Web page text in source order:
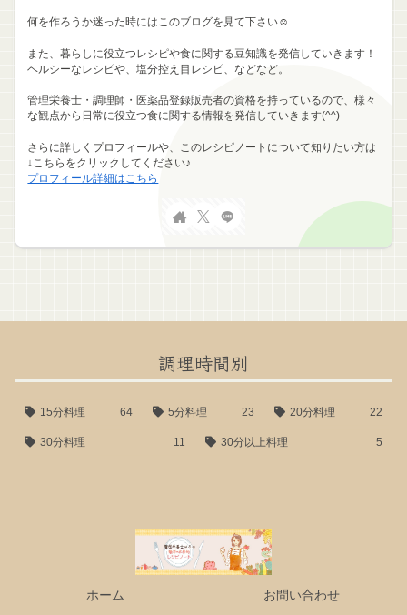
何を作ろうか迷った時にはこのブログを見て下さい☺
また、暮らしに役立つレシピや食に関する豆知識を発信していきます！
ヘルシーなレシピや、塩分控え目レシピ、などなど。
管理栄養士・調理師・医薬品登録販売者の資格を持っているので、様々
な観点から日常に役立つ食に関する情報を発信していきます(^^)
さらに詳しくプロフィールや、このレシピノートについて知りたい方は
↓こちらをクリックしてください♪
プロフィール詳細はこちら
調理時間別
15分料理 64 5分料理 23 20分料理 22
30分料理 11 30分以上料理 5
ホーム
お問い合わせ